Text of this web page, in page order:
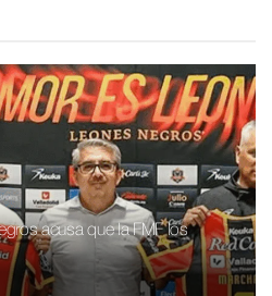
acusa que la FMF los